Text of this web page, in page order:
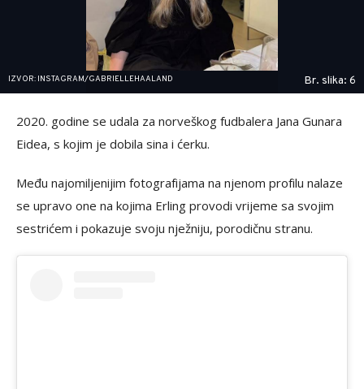
IZVOR: INSTAGRAM/GABRIELLEHAALAND Br. slika: 6
2020. godine se udala za norveškog fudbalera Jana Gunara
Eidea, s kojim je dobila sina i ćerku.
Među najomiljenijim fotografijama na njenom profilu nalaze
se upravo one na kojima Erling provodi vrijeme sa svojim
sestrićem i pokazuje svoju nježniju, porodičnu stranu.